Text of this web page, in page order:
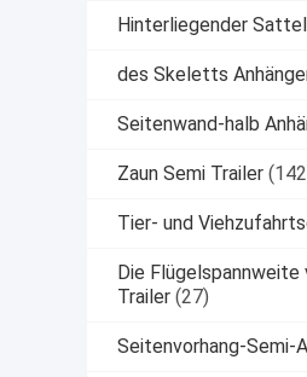
Hinterliegender
des Skeletts
Seitenwand-halb
Zaun Semi Trailer
Tier- und
Die Flügelspannweite
Trailer (27)
Seitenvorhang-Semi-